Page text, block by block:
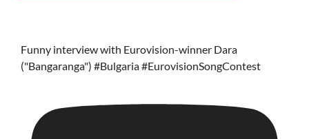
Funny interview with Eurovision-winner Dara
("Bangaranga") #Bulgaria #EurovisionSongContest